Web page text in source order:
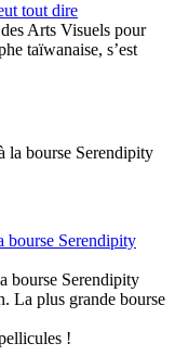
tout dire
Arts Visuels pour
taïwanaise, s’est
bourse Serendipity
bourse Serendipity
La plus grande bourse